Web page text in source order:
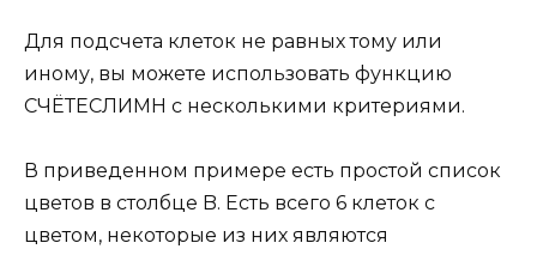
Для подсчета клеток не равных тому или
иному, вы можете использовать функцию
СЧЁТЕСЛИМН с несколькими критериями.
В приведенном примере есть простой список
цветов в столбце B. Есть всего 6 клеток с
цветом, некоторые из них являются